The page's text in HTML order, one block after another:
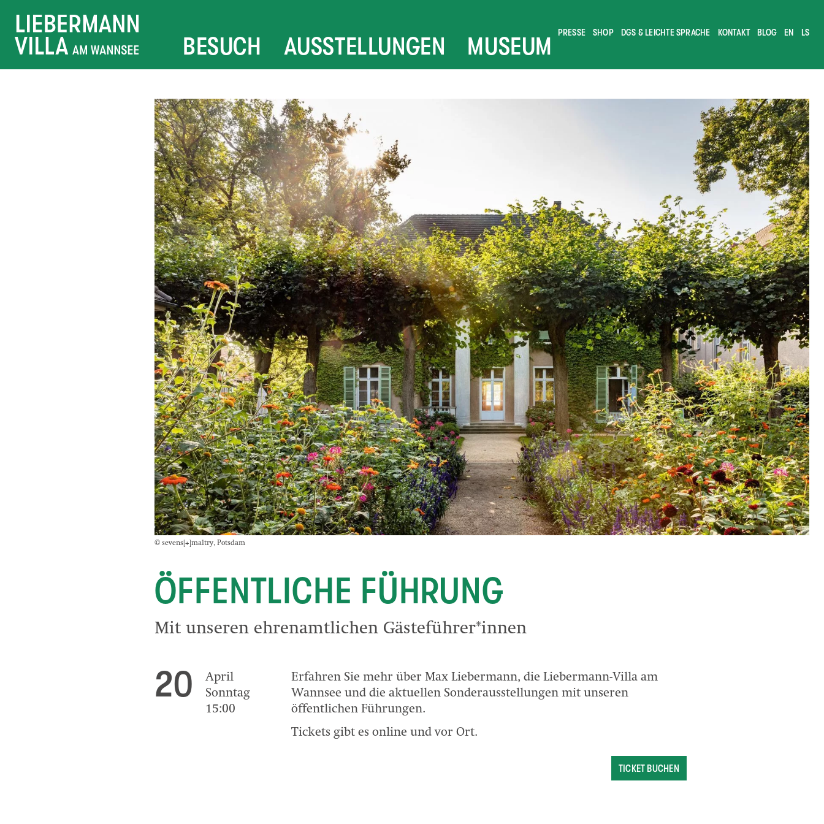
BESUCH AUSSTELLUNGEN MUSEUM PRESSE SHOP DGS & LEICHTE SPRACHE KONTAKT BLOG EN LS
© sevens[+]maltry, Potsdam
ÖFFENTLICHE FÜHRUNG
Mit unseren ehrenamtlichen Gästeführer*innen
Erfahren Sie mehr über Max Liebermann, die Liebermann-Villa am
Wannsee und die aktuellen Sonderausstellungen mit unseren
öffentlichen Führungen.
Tickets gibt es online und vor Ort.
20
April
Sonntag
15:00
TICKET BUCHEN